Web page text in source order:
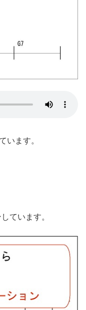
います。
ています。